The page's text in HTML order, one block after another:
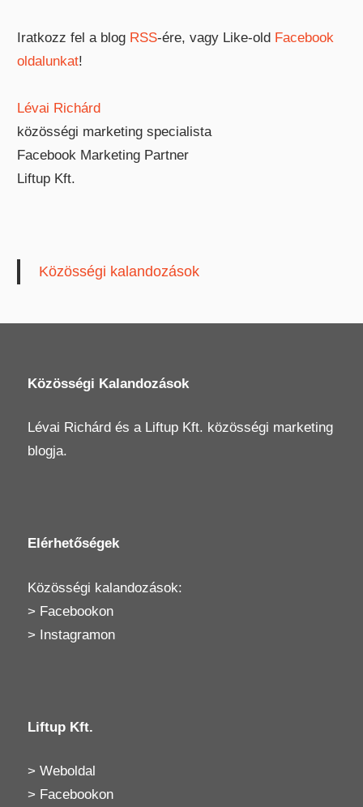
Iratkozz fel a blog RSS-ére, vagy Like-old Facebook
oldalunkat!
Lévai Richárd
közösségi marketing specialista
Facebook Marketing Partner
Liftup Kft.
Közösségi kalandozások
Közösségi Kalandozások
Lévai Richárd és a Liftup Kft. közösségi marketing
blogja.
Elérhetőségek
Közösségi kalandozások:
> Facebookon
> Instagramon
Liftup Kft.
> Weboldal
> Facebookon